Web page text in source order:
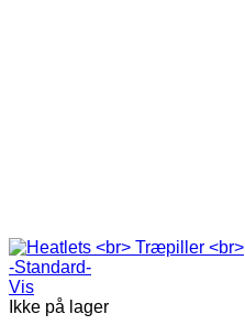
Vis
Ikke på lager